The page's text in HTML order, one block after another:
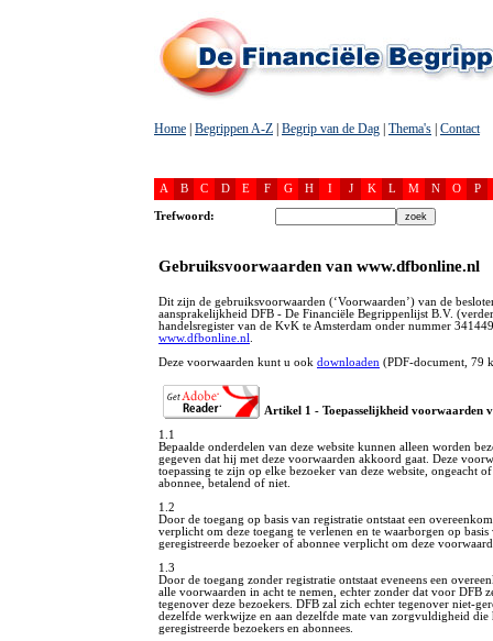
Home Begrippen A-Z Begrip van de Dag Thema's Contact
A B C D E F G H I J K L M N O P
Trefwoord:
Gebruiksvoorwaarden van www.dfbonline.nl
Dit zijn de gebruiksvoorwaarden (‘Voorwaarden’) van de
aansprakelijkheid DFB - De Financiële Begrippenlijst B.V.
handelsregister van de KvK te Amsterdam onder nummer
www.dfbonline.nl
Deze voorwaarden kunt u ook downloaden (PDF-document, 79
Artikel 1 - Toepasselijkheid voorwaarden
1.1
Bepaalde onderdelen van deze website kunnen alleen worden
gegeven dat hij met deze voorwaarden akkoord gaat. Deze
toepassing te zijn op elke bezoeker van deze website, ongeacht
abonnee, betalend of niet.
1.2
Door de toegang op basis van registratie ontstaat een
verplicht om deze toegang te verlenen en te waarborgen op
geregistreerde bezoeker of abonnee verplicht om deze
1.3
Door de toegang zonder registratie ontstaat eveneens een
alle voorwaarden in acht te nemen, echter zonder dat voor DFB
tegenover deze bezoekers. DFB zal zich echter tegenover niet-
dezelfde werkwijze en aan dezelfde mate van zorgvuldigheid
geregistreerde bezoekers en abonnees.